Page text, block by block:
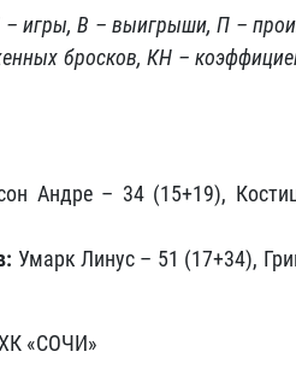
– игры, В – выигрыши, П –
бросков, КН –
Андре – 34 (15+19),
Умарк Линус – 51 (17+34),
«СОЧИ»